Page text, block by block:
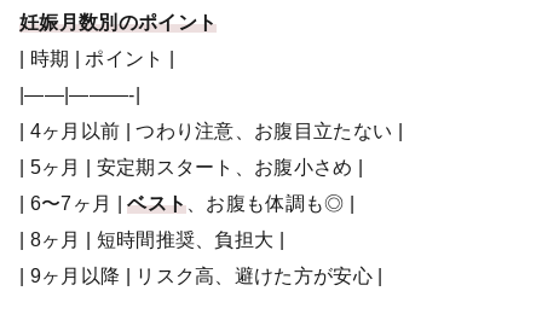
妊娠月数別のポイント
| 時期 | ポイント |
|——|———-|
| 4ヶ月以前 | つわり注意、お腹目立たない |
| 5ヶ月 | 安定期スタート、お腹小さめ |
| 6〜7ヶ月 |ベスト 、お腹も体調も◎ |
| 8ヶ月 | 短時間推奨、負担大 |
| 9ヶ月以降 | リスク高、避けた方が安心 |